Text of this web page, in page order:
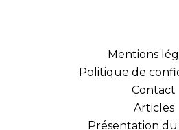
Mentions
Politique de
Contact
Articles
Présentation du